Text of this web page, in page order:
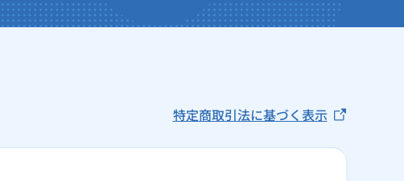
特定商取引法に基づく表示